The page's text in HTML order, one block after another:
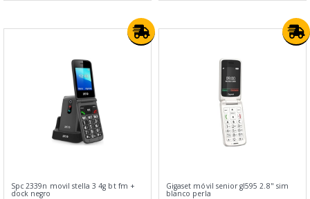
Spc 2339n movil stella 3 4g bt fm +
dock negro
Gigaset móvil senior gl595 2.8" sim
blanco perla